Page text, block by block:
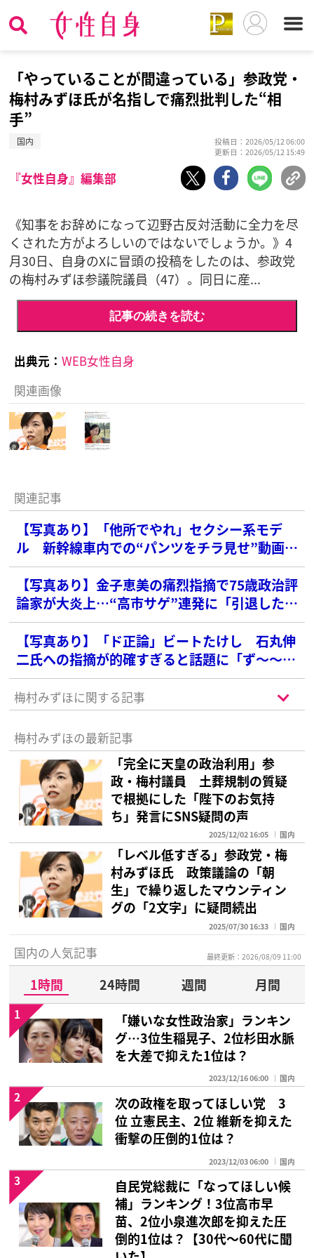
「やっていることが間違っている」参政党・
梅村みずほ氏が名指しで痛烈批判した“相
手”
国内
投稿日：2026/05/12 06:00
更新日：2026/05/12 15:49
『女性自身』編集部
《知事をお辞めになって辺野古反対活動に全力を尽
くされた方がよろしいのではないでしょうか。》4
月30日、自身のXに冒頭の投稿をしたのは、参政党
の梅村みずほ参議院議員（47）。同日に産...
記事の続きを読む
出典元： WEB女性自身
関連画像
関連記事
【写真あり】「他所でやれ」セクシー系モデ
ル 新幹線車内での“パンツをチラ見せ”動画が
波紋…衆院選でも“半ケツビラ配り”写真が炎上
【写真あり】金子恵美の痛烈指摘で75歳政治評
論家が大炎上…“高市サゲ”連発に「引退したほ
うがいい」辛辣声も
【写真あり】「ド正論」ビートたけし 石丸伸
二氏への指摘が的確すぎると話題に「ず〜〜っ
と石丸さんに思ってたのがまさにコレ」
梅村みずほに関する記事
梅村みずほの最新記事
「完全に天皇の政治利用」参
政・梅村議員 土葬規制の質疑
で根拠にした「陛下のお気持
ち」発言にSNS疑問の声
2025/12/02 16:05 国内
「レベル低すぎる」参政党・梅
村みずほ氏 政策議論の「朝
生」で繰り返したマウンティン
グの「2文字」に疑問続出
2025/07/30 16:33 国内
国内の人気記事 最終更新：2026/08/09 11:00
1時間 24時間 週間
月間
「嫌いな女性政治家」ランキン
グ…3位生稲晃子、2位杉田水脈
を大差で抑えた1位は？
2023/12/16 06:00 国内
1
次の政権を取ってほしい党 3
位 立憲民主、2位 維新を抑えた
衝撃の圧倒的1位は？
2023/12/03 06:00 国内
2
自民党総裁に「なってほしい候
補」ランキング！3位高市早
苗、2位小泉進次郎を抑えた圧
倒的1位は？【30代〜60代に聞
3